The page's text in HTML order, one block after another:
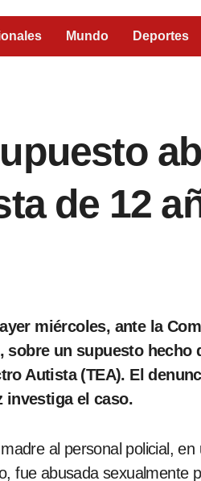
Mundo Deportes
de 12
sobre un supuesto hecho
Autista (TEA). El
investiga el caso.
al personal policial,
fue abusada sexualmente